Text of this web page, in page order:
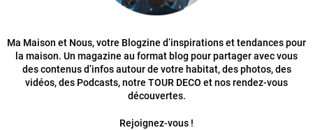
Ma Maison et Nous, votre Blogzine d’inspirations et tendances pour
la maison. Un magazine au format blog pour partager avec vous
des contenus d’infos autour de votre habitat, des photos, des
vidéos, des Podcasts, notre TOUR DECO et nos rendez-vous
découvertes.
Rejoignez-vous !